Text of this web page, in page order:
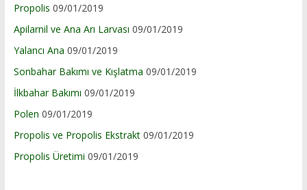
Propolis 09/01/2019
Apilarnil ve Ana Arı Larvası 09/01/2019
Yalancı Ana 09/01/2019
Sonbahar Bakımı ve Kışlatma 09/01/2019
İlkbahar Bakımı 09/01/2019
Polen 09/01/2019
Propolis ve Propolis Ekstrakt 09/01/2019
Propolis Üretimi 09/01/2019